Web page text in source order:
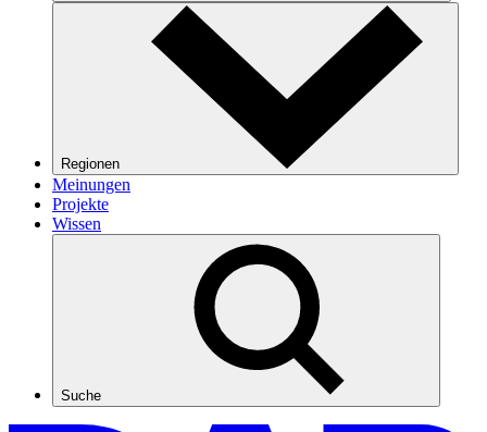
Regionen
Meinungen
Projekte
Wissen
Suche